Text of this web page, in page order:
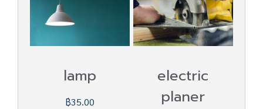
lamp
฿35.00
electric
planer